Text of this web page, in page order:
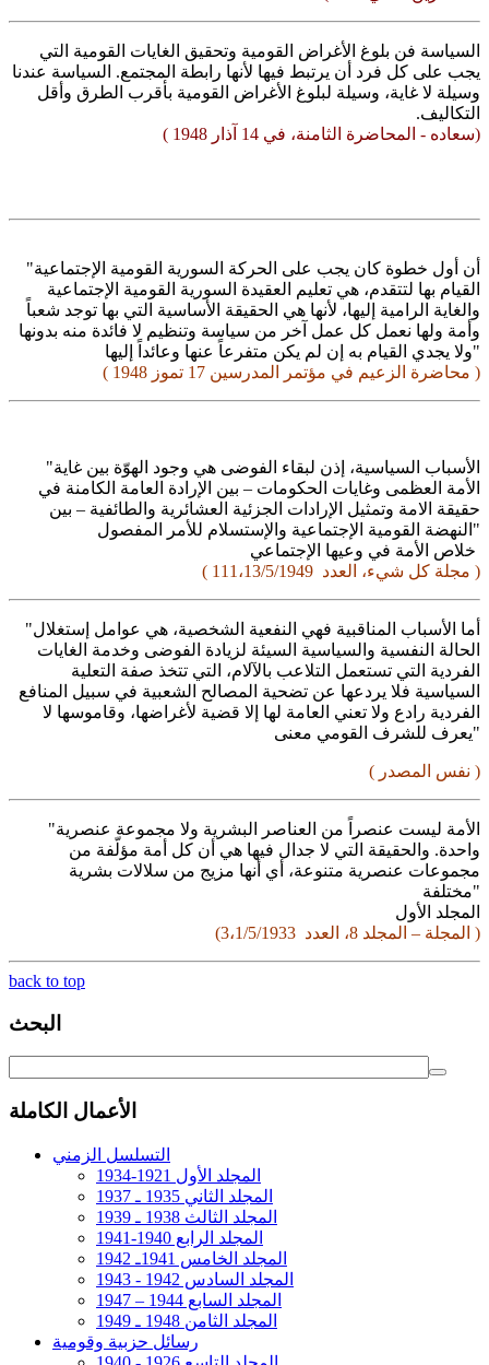
السياسة فن بلوغ الأغراض القومية وتحقيق الغايات القومية التي
يجب على كل فرد أن يرتبط فيها لأنها رابطة المجتمع. السياسة عندنا
وسيلة لا غاية، وسيلة لبلوغ الأغراض القومية بأقرب الطرق وأقل
التكاليف.
(سعاده - المحاضرة الثامنة، في 14 آذار 1948 )
"أن أول خطوة كان يجب على الحركة السورية القومية الإجتماعية
القيام بها لتتقدم، هي تعليم العقيدة السورية القومية الإجتماعية
والغاية الرامية إليها، لأنها هي الحقيقة الأساسية التي بها توجد شعباً
وأمة ولها نعمل كل عمل آخر من سياسة وتنظيم لا فائدة منه بدونها
ولا يجدي القيام به إن لم يكن متفرعاً عنها وعائداً إليها"
( محاضرة الزعيم في مؤتمر المدرسين 17 تموز 1948 )
"الأسباب السياسية، إذن لبقاء الفوضى هي وجود الهوّة بين غاية
الأمة العظمى وغايات الحكومات – بين الإرادة العامة الكامنة في
حقيقة الامة وتمثيل الإرادات الجزئية العشائرية والطائفية – بين
النهضة القومية الإجتماعية والإستسلام للأمر المفصول"
( مجلة كل شيء، العدد 111،13/5/1949 )
"أما الأسباب المناقبية فهي النفعية الشخصية، هي عوامل إستغلال
الحالة النفسية والسياسية السيئة لزيادة الفوضى وخدمة الغايات
الفردية التي تستعمل التلاعب بالآلام، التي تتخذ صفة التعلية
السياسية فلا يردعها عن تضحية المصالح الشعبية في سبيل المنافع
الفردية رادع ولا تعني العامة لها إلا قضية لأغراضها، وقاموسها لا
يعرف للشرف القومي معنى"
( نفس المصدر )
"الأمة ليست عنصراً من العناصر البشرية ولا مجموعة عنصرية
واحدة. والحقيقة التي لا جدال فيها هي أن كل أمة مؤلّفة من
مجموعات عنصرية متنوعة، أي أنها مزيج من سلالات بشرية
مختلفة"
المجلد الأول
(المجلة – المجلد 8، العدد 3،1/5/1933 )
back to top
البحث
الأعمال الكاملة
التسلسل الزمني
المجلد الأول 1921-1934
المجلد الثاني 1935 ـ 1937
المجلد الثالث 1938 ـ 1939
المجلد الرابع 1940-1941
المجلد الخامس 1941ـ 1942
المجلد السادس 1942 - 1943
المجلد السابع 1944 – 1947
المجلد الثامن 1948 ـ 1949
رسائل حزبية وقومية